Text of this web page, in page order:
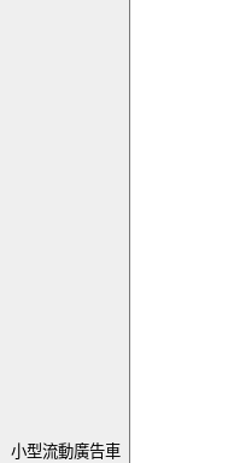
小型流動廣告車